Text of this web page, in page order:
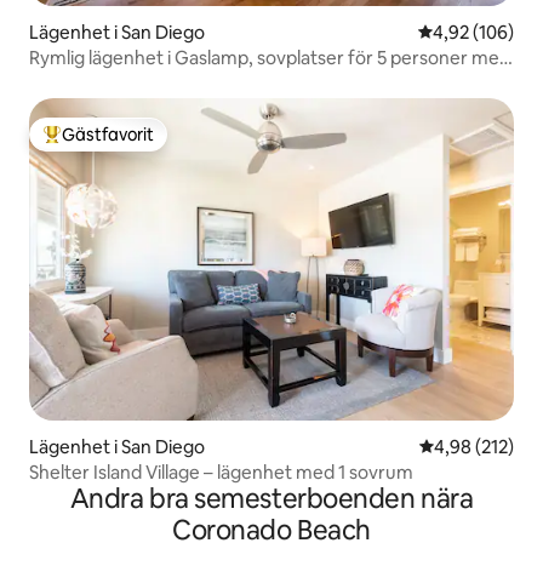
Lägenhet i San Diego 4,92 av 5 i
4,92 (106)
Rymlig lägenhet i Gaslamp, sovplatser för 5 personer med
Populär gästfavorit
Gästfavorit
Lägenhet i San Diego 4,98 av 5 i
4,98 (212)
Shelter Island Village – lägenhet med 1 sovrum
Andra bra semesterboenden nära
Coronado Beach